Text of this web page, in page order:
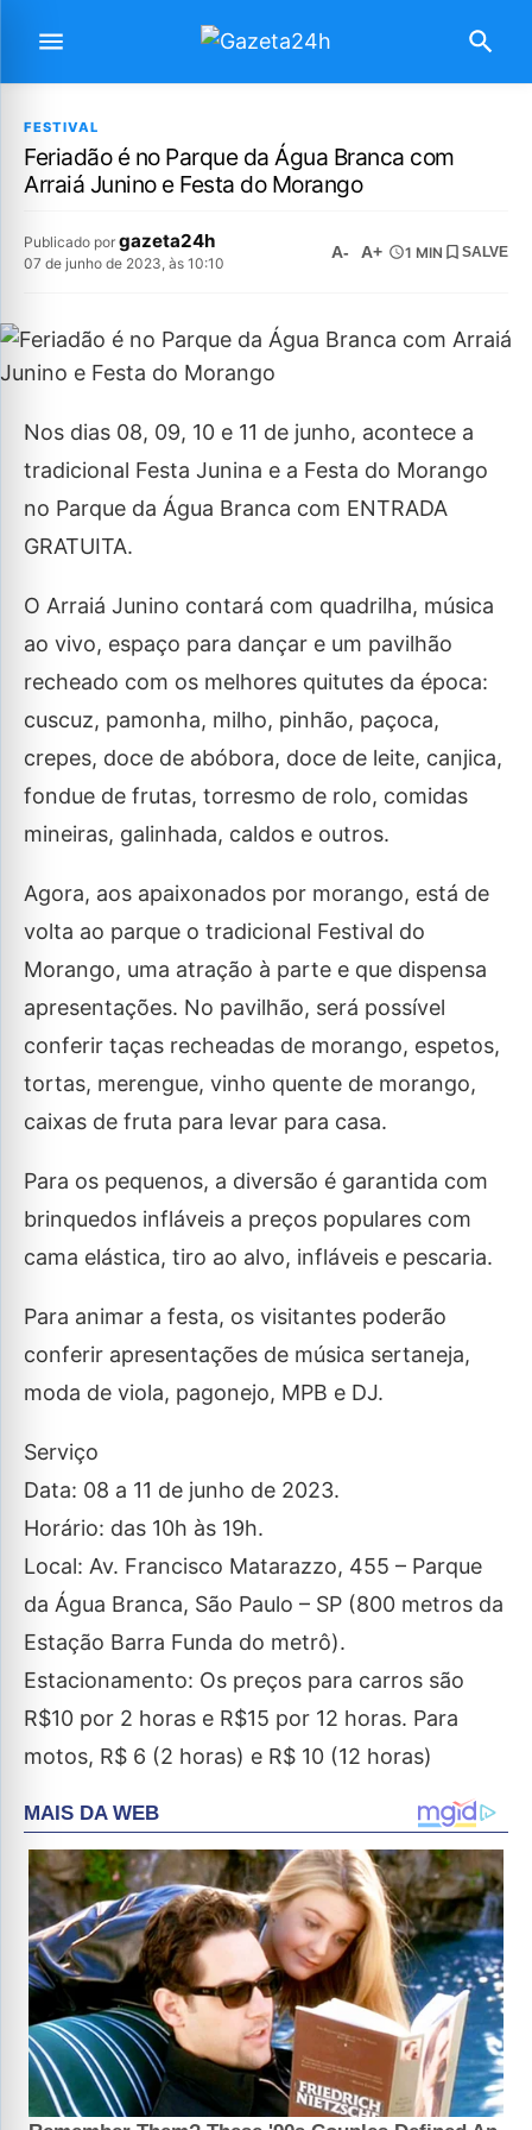
FESTIVAL
Feriadão é no Parque da Água Branca com
Arraiá Junino e Festa do Morango
Publicado por gazeta24h
07 de junho de 2023, às 10:10
A- A+ 1 MIN SALVE
Nos dias 08, 09, 10 e 11 de junho, acontece a
tradicional Festa Junina e a Festa do Morango
no Parque da Água Branca com ENTRADA
GRATUITA.
O Arraiá Junino contará com quadrilha, música
ao vivo, espaço para dançar e um pavilhão
recheado com os melhores quitutes da época:
cuscuz, pamonha, milho, pinhão, paçoca,
crepes, doce de abóbora, doce de leite, canjica,
fondue de frutas, torresmo de rolo, comidas
mineiras, galinhada, caldos e outros.
Agora, aos apaixonados por morango, está de
volta ao parque o tradicional Festival do
Morango, uma atração à parte e que dispensa
apresentações. No pavilhão, será possível
conferir taças recheadas de morango, espetos,
tortas, merengue, vinho quente de morango,
caixas de fruta para levar para casa.
Para os pequenos, a diversão é garantida com
brinquedos infláveis a preços populares com
cama elástica, tiro ao alvo, infláveis e pescaria.
Para animar a festa, os visitantes poderão
conferir apresentações de música sertaneja,
moda de viola, pagonejo, MPB e DJ.
Serviço
Data: 08 a 11 de junho de 2023.
Horário: das 10h às 19h.
Local: Av. Francisco Matarazzo, 455 – Parque
da Água Branca, São Paulo – SP (800 metros da
Estação Barra Funda do metrô).
Estacionamento: Os preços para carros são
R$10 por 2 horas e R$15 por 12 horas. Para
motos, R$ 6 (2 horas) e R$ 10 (12 horas)